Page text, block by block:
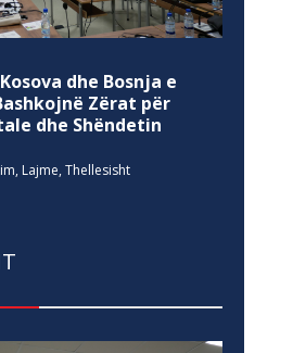
dhe Bosnja e
Zërat për
dhe Shëndetin
, Lajme, Thellesisht